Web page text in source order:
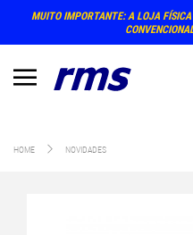
MUITO IMPORTANTE: A LOJA
HOME NOVIDADES